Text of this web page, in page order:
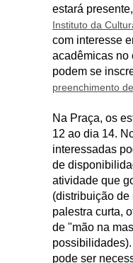
estará
Instituto da
com interesse
acadêmicas no
podem se
preenchimento
Na Praça, os
12 ao dia 14.
interessadas
de
atividade que
(distribuição de
palestra curta,
de "mão na
pode ser